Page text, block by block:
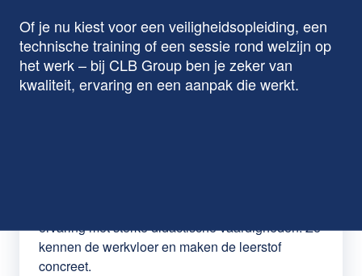
Of je nu kiest voor een veiligheidsopleiding, een
technische training of een sessie rond welzijn op
het werk – bij CLB Group ben je zeker van
kwaliteit, ervaring en een aanpak die werkt.
ervaring met sterke didactische vaardigheden. Ze
kennen de werkvloer en maken de leerstof
concreet.